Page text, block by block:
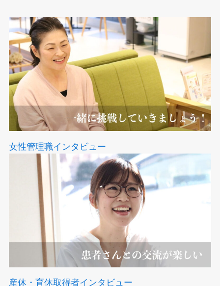
女性管理職インタビュー
産休・育休取得者インタビュー